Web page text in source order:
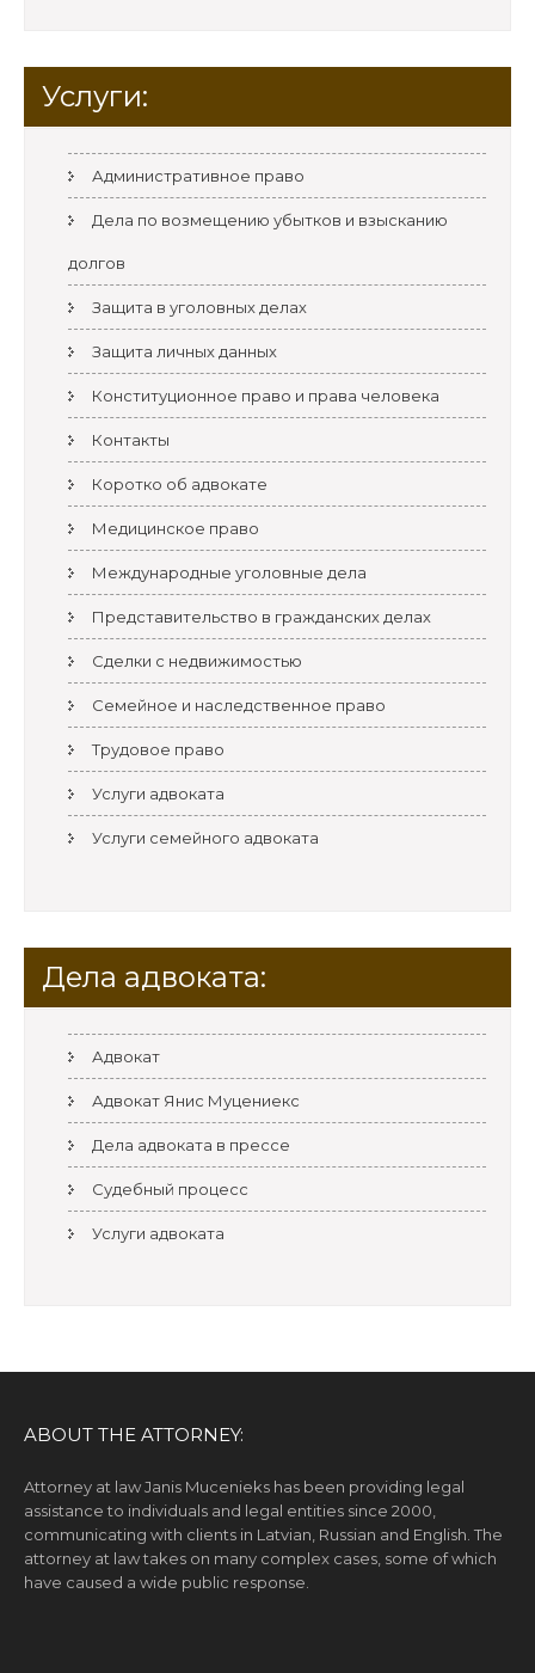
Услуги:
Административное право
Дела по возмещению убытков и взысканию
долгов
Защита в уголовных делах
Защита личных данных
Конституционное право и права человека
Контакты
Коротко об адвокате
Медицинское право
Международные уголовные дела
Представительство в гражданских делах
Сделки с недвижимостью
Семейное и наследственное право
Трудовое право
Услуги адвоката
Услуги семейного адвоката
Дела адвоката:
Адвокат
Адвокат Янис Муцениекс
Дела адвоката в прессе
Судебный процесс
Услуги адвоката
ABOUT THE ATTORNEY:
Attorney at law Janis Mucenieks has been providing legal
assistance to individuals and legal entities since 2000,
communicating with clients in Latvian, Russian and English. The
attorney at law takes on many complex cases, some of which
have caused a wide public response.